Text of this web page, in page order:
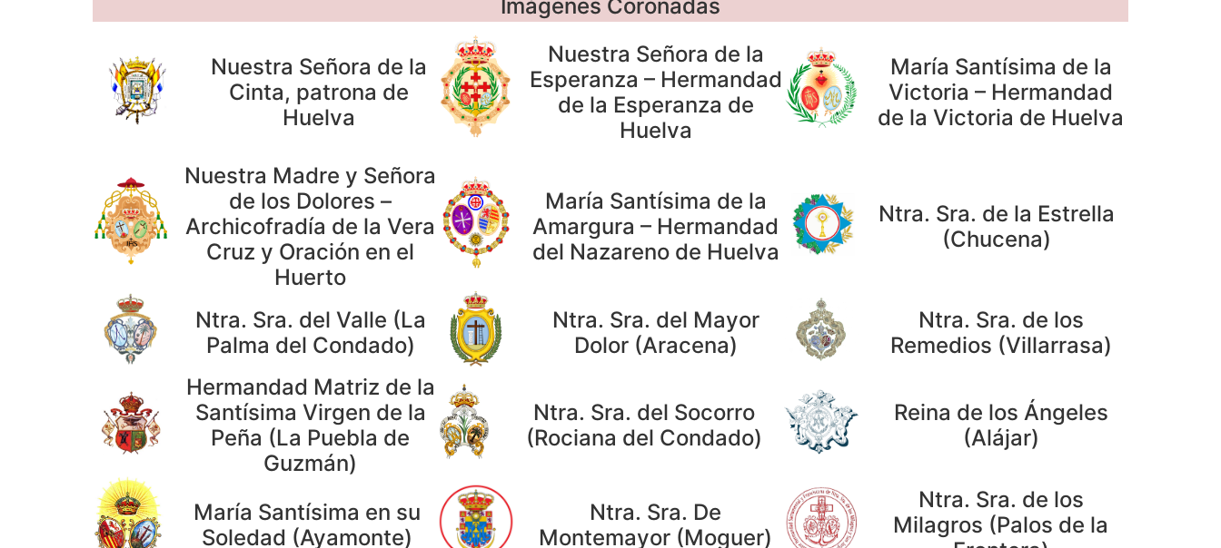
Imágenes Coronadas
Nuestra Señora de la
Cinta, patrona de
Huelva
Nuestra Señora de la
Esperanza – Hermandad
de la Esperanza de
Huelva
María Santísima de la
Victoria – Hermandad
de la Victoria de Huelva
Nuestra Madre y Señora
de los Dolores –
Archicofradía de la Vera
Cruz y Oración en el
Huerto
María Santísima de la
Amargura – Hermandad
del Nazareno de Huelva
Ntra. Sra. de la Estrella
(Chucena)
Ntra. Sra. del Valle (La
Palma del Condado)
Ntra. Sra. del Mayor
Dolor (Aracena)
Ntra. Sra. de los
Remedios (Villarrasa)
Hermandad Matriz de la
Santísima Virgen de la
Peña (La Puebla de
Guzmán)
Ntra. Sra. del Socorro
(Rociana del Condado)
Reina de los Ángeles
(Alájar)
María Santísima en su
Soledad (Ayamonte)
Ntra. Sra. De
Montemayor (Moguer)
Ntra. Sra. de los
Milagros (Palos de la